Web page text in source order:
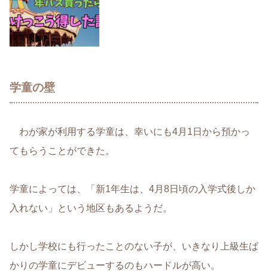
学童の壁
わが家が利用する学童は、幸いにも4月1日から預かっ
てもらうことができた。
学童によっては、「新1年生は、4月8日頃の入学式後しか
入れない」という地区もあるようだ。
しかし学校にも行ったことのない子が、いきなり上級生ば
かりの学童にデビューするのもハードルが高い。